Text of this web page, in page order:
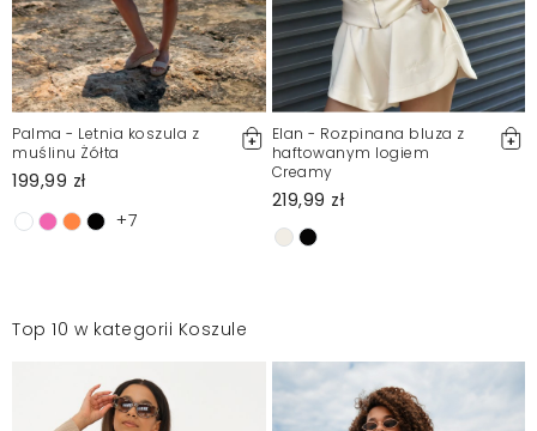
Palma - Letnia koszula z
muślinu Żółta
199,99 zł
+7
Elan - Rozpinana bluza z
haftowanym logiem
Creamy
219,99 zł
Top 10 w kategorii Koszule